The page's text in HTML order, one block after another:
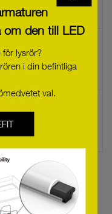
den till LED
för lysrör?
i din befintliga
val.